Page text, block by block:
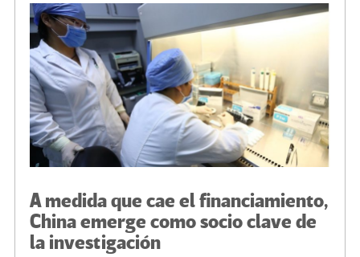
k
tir
A medida que cae el financiamiento,
China emerge como socio clave de
la investigación